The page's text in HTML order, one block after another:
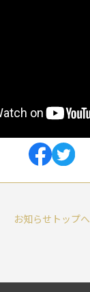
お知らせトップへ